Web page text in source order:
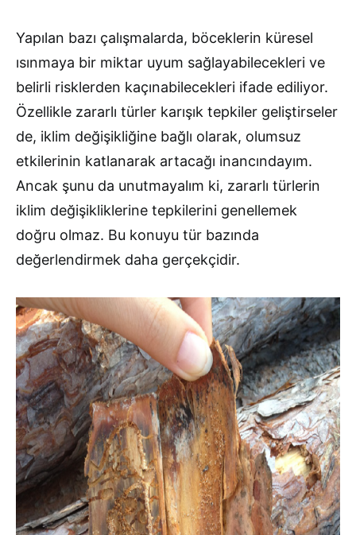
Yapılan bazı çalışmalarda, böceklerin küresel
ısınmaya bir miktar uyum sağlayabilecekleri ve
belirli risklerden kaçınabilecekleri ifade ediliyor.
Özellikle zararlı türler karışık tepkiler geliştirseler
de, iklim değişikliğine bağlı olarak, olumsuz
etkilerinin katlanarak artacağı inancındayım.
Ancak şunu da unutmayalım ki, zararlı türlerin
iklim değişikliklerine tepkilerini genellemek
doğru olmaz. Bu konuyu tür bazında
değerlendirmek daha gerçekçidir.